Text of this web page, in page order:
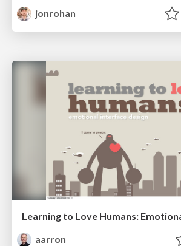
jonrohan
aarron